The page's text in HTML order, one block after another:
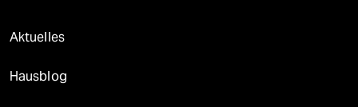
Aktuelles
Hausblog